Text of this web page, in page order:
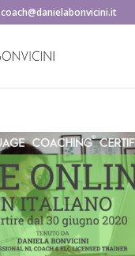
coach@danielabonvicini.it